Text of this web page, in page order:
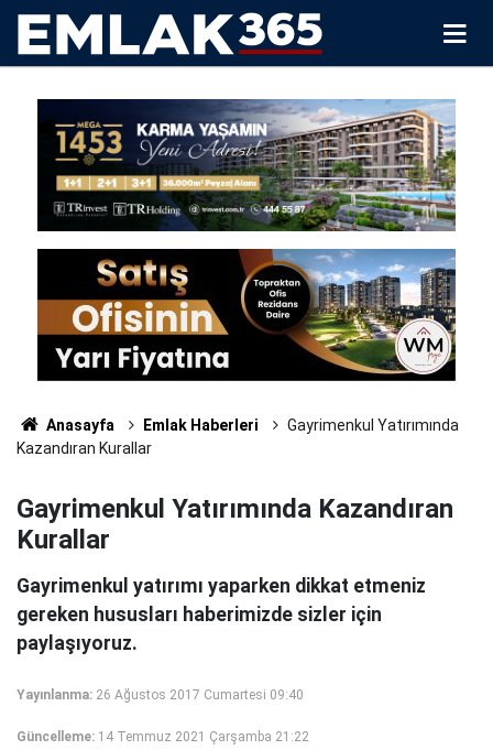
Anasayfa Emlak Haberleri
Gayrimenkul Yatırımında
Kazandıran Kurallar
Gayrimenkul Yatırımında Kazandıran
Kurallar
Gayrimenkul yatırımı yaparken dikkat etmeniz
gereken hususları haberimizde sizler için
paylaşıyoruz.
Yayınlanma: 26 Ağustos 2017 Cumartesi 09:40
Güncelleme: 14 Temmuz 2021 Çarşamba 21:22